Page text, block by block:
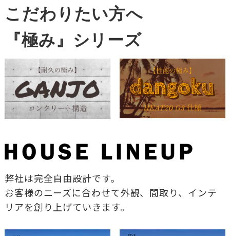
こだわりたい方へ
『極み』シリーズ
弊社は完全自由設計です。
お客様のニーズに合わせて外観、間取り、インテ
リアを創り上げていきます。